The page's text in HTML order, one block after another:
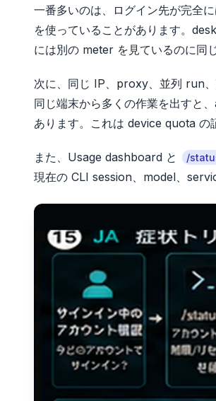
一番多いのは、ログイン先が完全
を使っていることがあります。
には別の meter を見ているのに同
次に、同じ IP、proxy、並列 run
同じ端末から多くの作業を出すと
あります。これは device quota の
また、Usage dashboard と /
現在の CLI session、model、